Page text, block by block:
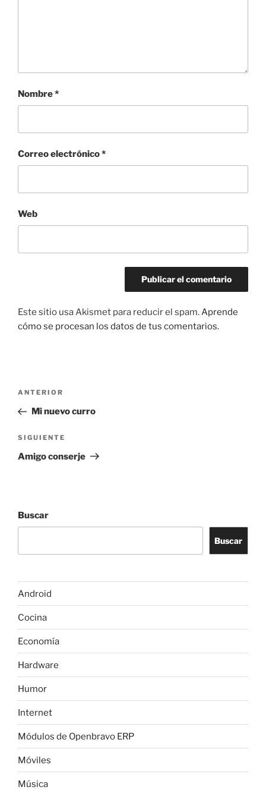
Nombre*
Correo electrónico*
Web
Este sitio usa Akismet para reducir el spam.Aprende
cómo se procesan los datos de tus comentarios.
Navegación
entradas
Entrada
anterior:
ANTERIOR
Mi nuevo curro
Siguiente
entrada
SIGUIENTE
Amigo conserje
Buscar
Buscar
Android
Cocina
Economía
Hardware
Humor
Internet
Módulos de Openbravo ERP
Móviles
Música